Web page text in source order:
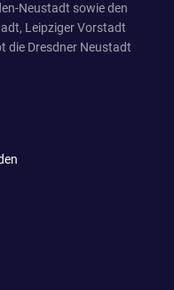
Neustadt sowie den
Leipziger Vorstadt
die Dresdner Neustadt